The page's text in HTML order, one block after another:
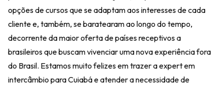
opções de cursos que se adaptam aos interesses de cada
cliente e, também, se baratearam ao longo do tempo,
decorrente da maior oferta de países receptivos a
brasileiros que buscam vivenciar uma nova experiência fora
do Brasil. Estamos muito felizes em trazer a expert em
intercâmbio para Cuiabá e atender a necessidade de